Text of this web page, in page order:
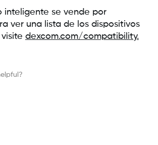
inteligente se vende por
ver una lista de los dispositivos
dexcom.com/compatibility.